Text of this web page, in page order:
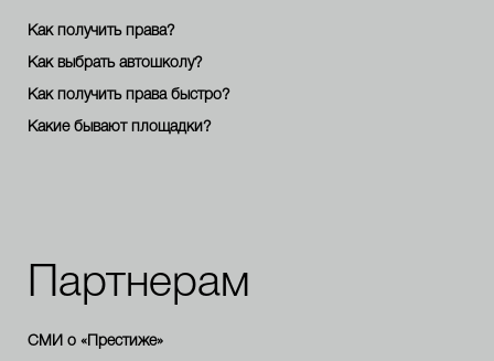
Как получить права?
Как выбрать автошколу?
Как получить права быстро?
Какие бывают площадки?
Партнерам
СМИ о «Престиже»